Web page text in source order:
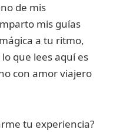
de mis
mis guías
a tu ritmo,
que lees aquí es
con amor viajero
tu experiencia?